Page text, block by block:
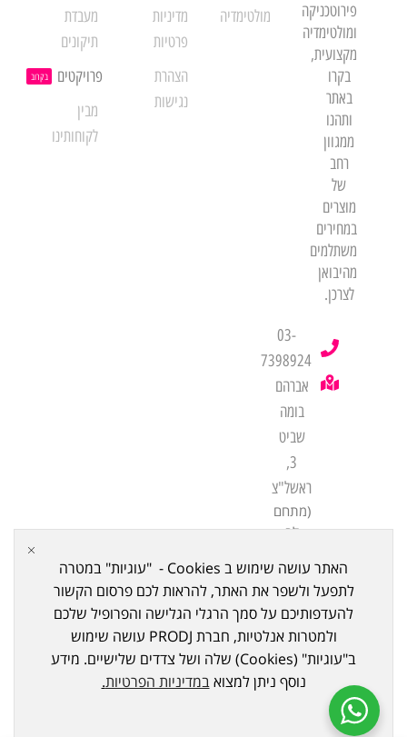
פירוטכניקה
ומולטימדיה
מקצועית,
בקרו
באתר
ותהנו
ממגוון
רחב
של
מוצרים
במחירים
משתלמים
מהיבואן
לצרכן.
03-
7398924
אברהם
בומה
שביט
3,
ראשל"צ
(מתחם
לב
ביתן
21)
מולטימדיה
מדיניות
פרטיות
הצהרת
נגישות
מעבדת
תיקונים
פרויקטים
בקרוב
מבין
לקוחותינו
כל הזכויות שמורות ל © 2023
האתר עושה שימוש ב Cookies - "עוגיות" במטרה
לתפעל ולשפר את האתר, להראות לכם פרסום הקשור
להעדפותיכם על סמך הרגלי הגלישה והפרופיל שלכם
ולמטרות אנלטיות, חברת PRODJ עושה שימוש
ב"עוגיות" (Cookies) שלה ושל צדדים שלישיים. מידע
נוסף ניתן למצואבמדיניות הפרטיות.